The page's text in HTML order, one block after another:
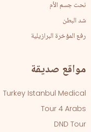
نحت جسم الأم
شد البطن
رفع المؤخرة البرازيلية
مواقع صديقة
Turkey Istanbul Medical
Tour 4 Arabs
DND Tour